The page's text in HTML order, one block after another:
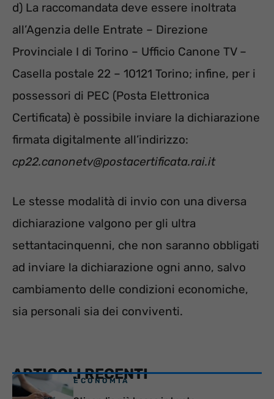
d) La raccomandata deve essere inoltrata
all’Agenzia delle Entrate – Direzione
Provinciale I di Torino – Ufficio Canone TV –
Casella postale 22 – 10121 Torino; infine, per i
possessori di PEC (Posta Elettronica
Certificata) è possibile inviare la dichiarazione
firmata digitalmente all’indirizzo:
cp22.canonetv@postacertificata.rai.it
Le stesse modalità di invio con una diversa
dichiarazione valgono per gli ultra
settantacinquenni, che non saranno obbligati
ad inviare la dichiarazione ogni anno, salvo
cambiamento delle condizioni economiche,
sia personali sia dei conviventi.
ARTICOLI RECENTI
ECONOMIA